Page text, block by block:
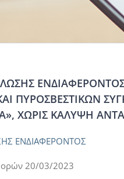
ΠΥΡΟΣΒΕΣΤΙΚΩΝ
ΧΩΡΙΣ ΚΑΛΥΨΗ
ΕΝΔΙΑΦΕΡΟΝΤΟΣ
20/03/2023